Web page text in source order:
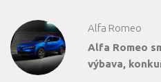
Alfa Romeo
Alfa Romeo
výbava,